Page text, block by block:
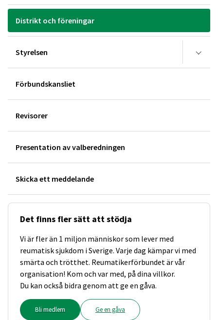
Distrikt och föreningar
Styrelsen
Förbundskansliet
Revisorer
Presentation av valberedningen
Skicka ett meddelande
Det finns fler sätt att stödja
Vi är fler än 1 miljon människor som lever med
reumatisk sjukdom i Sverige. Varje dag kämpar vi med
smärta och trötthet. Reumatikerförbundet är vår
organisation! Kom och var med, på dina villkor.
Du kan också bidra genom att ge en gåva.
Bli medlem Ge en gåva